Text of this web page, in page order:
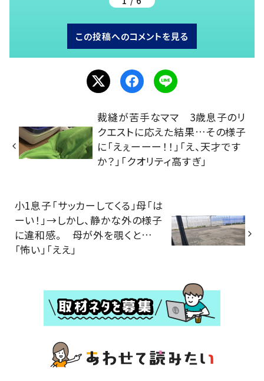
この投稿へのコメントを見る
裁縫が苦手なママ 3歳息子のリ
クエストに応えた結果…その様子
に「えぇーーー！！」「え、天才です
か？」「クオリティ高すぎ」
小1息子「サッカーしてくる」母「は
ーい！」→しかし、静かな外の様子
に違和感。 母が外を覗くと…
「怖い」「ええ」